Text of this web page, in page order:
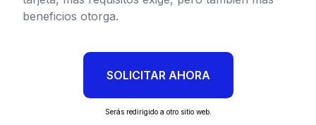
beneficios otorga.
SOLICITAR AHORA
Serás redirigido a otro sitio web.